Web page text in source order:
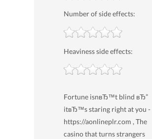
Number of side effects:
Heaviness side effects:
Fortune isnвЂ™t blind вЂ”
itвЂ™s staring right at you -
https://aonlineplr.com , The
casino that turns strangers